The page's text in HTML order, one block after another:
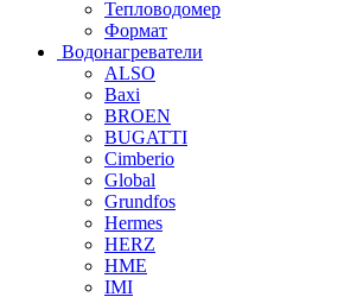
Тепловодомер
Формат
Водонагреватели
ALSO
Baxi
BROEN
BUGATTI
Cimberio
Global
Grundfos
Hermes
HERZ
HME
IMI